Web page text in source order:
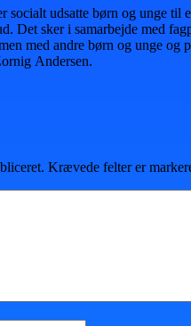
socialt udsatte børn og unge
Det sker i samarbejde med
med andre børn og unge
Andersen.
Krævede felter er